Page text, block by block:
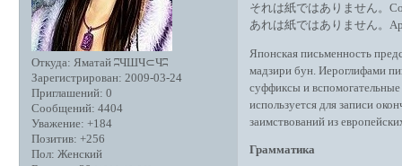
Откуда: Яматай ʭЧШЧ⊂Чʭ
Зарегистрирован: 2009-03-24
Приглашений: 0
Сообщений: 4404
Уважение: +184
Позитив: +256
Пол: Женский
それは紙ではありません。
あれは紙ではありません。
Японская письменность
мадзири бун. Иероглифами
суффиксы и
используется для записи
заимствований из
Грамматика